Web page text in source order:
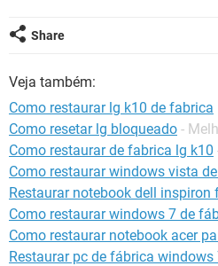
Share
Veja também:
Como restaurar lg k10 de fabrica
Como resetar lg bloqueado -
Como restaurar de fabrica lg k10
Como restaurar windows vista
Restaurar notebook dell inspiron
Como restaurar windows 7 de
Como restaurar notebook acer
Restaurar pc de fábrica windows